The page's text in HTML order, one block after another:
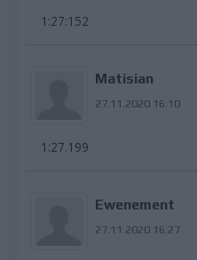
1:27:152
Matisian
27.11.2020 16:10
1:27.199
Ewenement
27.11.2020 16:27